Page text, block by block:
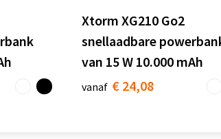
Xtorm XG210 Go2
snellaadbare
van 15 W 10.000 mAh
vanaf € 24,08